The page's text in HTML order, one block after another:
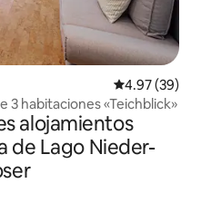
Calificación
4.97 (39)
3 habitaciones «Teichblick»
alojamientos
de Lago Nieder-